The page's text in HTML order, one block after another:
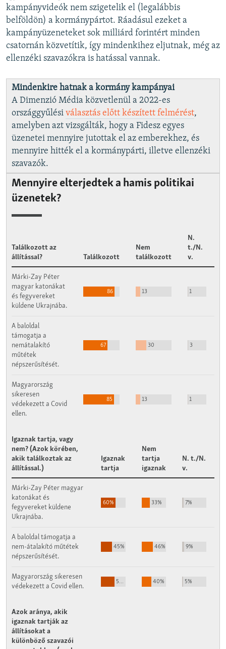
kampányvideók nem szigetelik el (legalábbis
belföldön) a kormánypártot. Ráadásul ezeket a
kampányüzeneteket sok milliárd forintért minden
csatornán közvetítik, így mindenkihez eljutnak, még az
ellenzéki szavazókra is hatással vannak.
Mindenkire hatnak a kormány kampányai
A Dimenzió Média közvetlenül a 2022-es
országgyűlési választás előtt készített felmérést,
amelyben azt vizsgálták, hogy a Fidesz egyes
üzenetei mennyire jutottak el az emberekhez, és
mennyire hitték el a kormánypárti, illetve ellenzéki
szavazók.